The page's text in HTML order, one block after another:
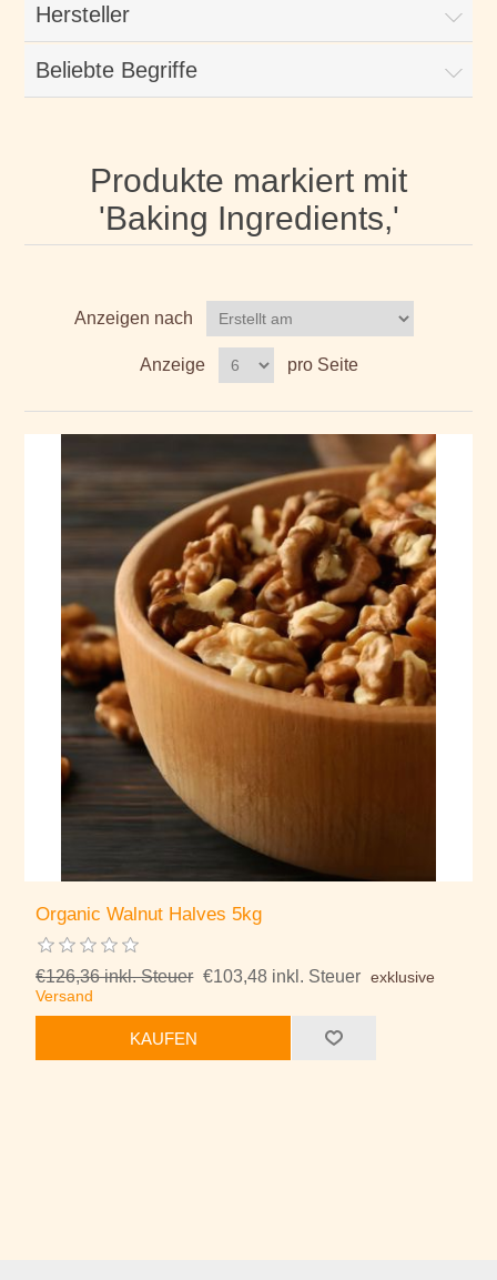
Hersteller
Beliebte Begriffe
Produkte markiert mit
'Baking Ingredients,'
Anzeigen nach
Anzeige pro Seite
Organic Walnut Halves 5kg
€126,36 inkl. Steuer €103,48 inkl. Steuer exklusive
Versand
KAUFEN